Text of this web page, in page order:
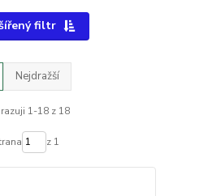
filtr
Nejdražší
1-18 z 18
z 1